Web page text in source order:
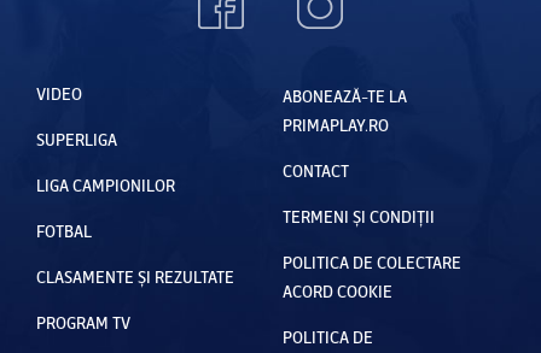
VIDEO
SUPERLIGA
LIGA CAMPIONILOR
FOTBAL
CLASAMENTE ȘI REZULTATE
PROGRAM TV
ABONEAZĂ-TE LA
PRIMAPLAY.RO
CONTACT
TERMENI ȘI CONDIȚII
POLITICA DE COLECTARE
ACORD COOKIE
POLITICA DE